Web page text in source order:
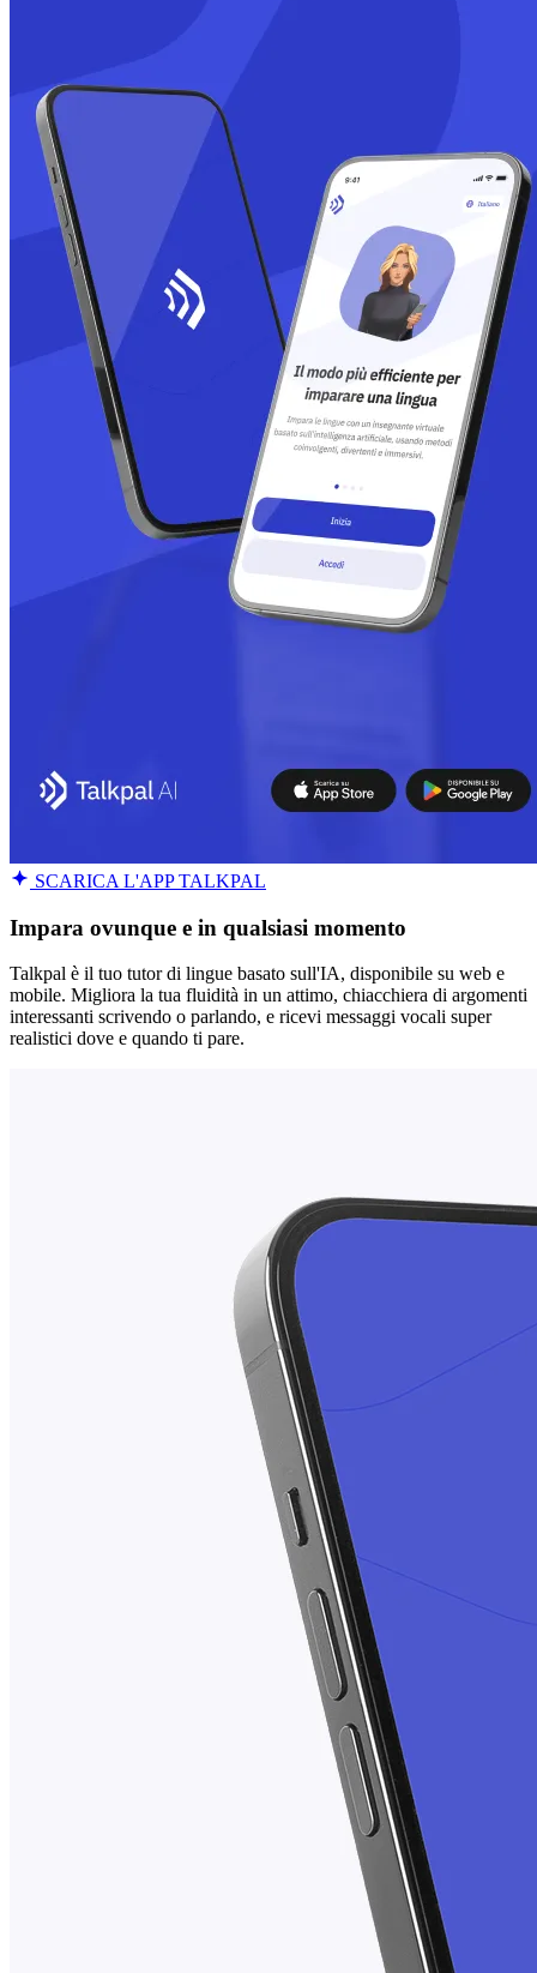
SCARICA L'APP TALKPAL
Impara ovunque e in qualsiasi momento
Talkpal è il tuo tutor di lingue basato sull'IA, disponibile su web e
mobile. Migliora la tua fluidità in un attimo, chiacchiera di argomenti
interessanti scrivendo o parlando, e ricevi messaggi vocali super
realistici dove e quando ti pare.